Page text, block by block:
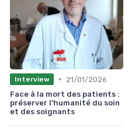
Interview •
21/01/2026
Face à la mort des patients :
préserver l’humanité du soin
et des soignants